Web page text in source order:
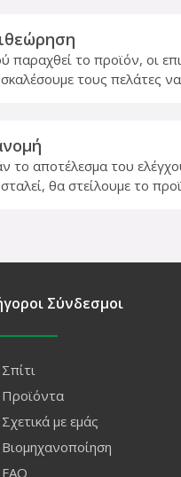
παραχθεί το προϊόν, οι
τους πελάτες
το αποτέλεσμα του
θα στείλουμε το
Σύνδεσμοι
Σπίτι
Προϊόντα
Σχετικά με εμάς
Βιομηχανοποίηση
FAQ